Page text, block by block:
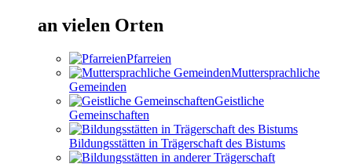
an vielen Orten
Pfarreien
Muttersprachliche
Gemeinden
Geistliche
Gemeinschaften
Bildungsstätten in Trägerschaft des Bistums